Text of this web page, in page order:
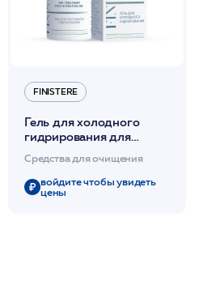
FINISTERE
Гель для холодного
гидрирования для
подготовки к
механической и
аппаратной чистке100 мл
/FINISTERE
Средства для очищения
войдите чтобы увидеть
цены